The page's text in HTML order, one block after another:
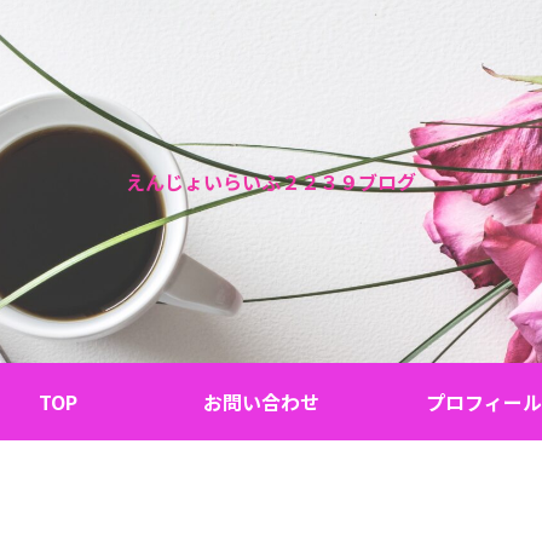
えんじょいらいふ２２３９ブログ
TOP お問い合わせ プロフィール